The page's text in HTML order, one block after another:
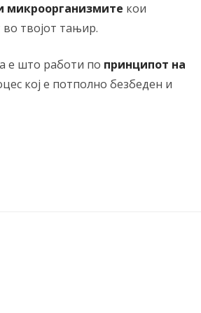
микроорганизмите кои
твојот тањир.
е што работи по принципот на
кој е потполно безбеден и